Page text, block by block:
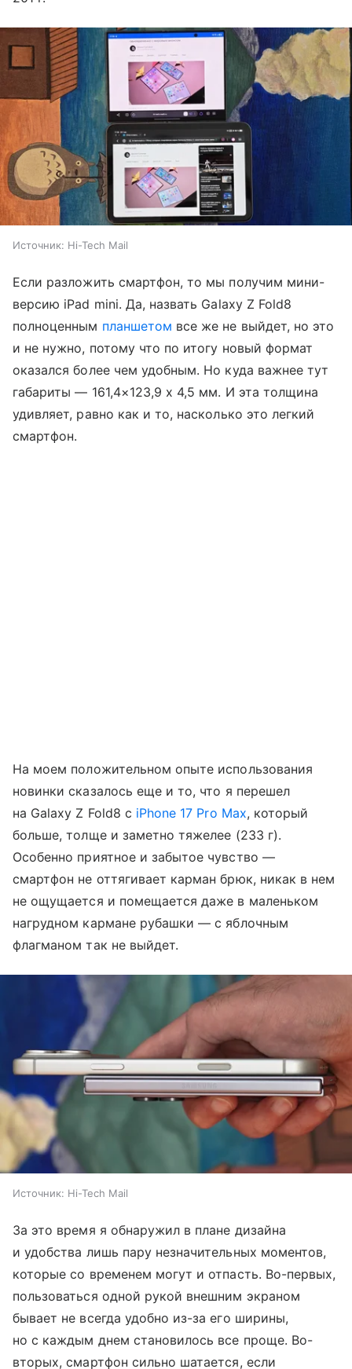
Источник: Hi-Tech Mail
Если разложить смартфон, то мы получим мини-
версию iPad mini. Да, назвать Galaxy Z Fold8
полноценным планшетом все же не выйдет, но это
и не нужно, потому что по итогу новый формат
оказался более чем удобным. Но куда важнее тут
габариты — 161,4×123,9 x 4,5 мм. И эта толщина
удивляет, равно как и то, насколько это легкий
смартфон.
На моем положительном опыте использования
новинки сказалось еще и то, что я перешел
на Galaxy Z Fold8 с iPhone 17 Pro Max, который
больше, толще и заметно тяжелее (233 г).
Особенно приятное и забытое чувство —
смартфон не оттягивает карман брюк, никак в нем
не ощущается и помещается даже в маленьком
нагрудном кармане рубашки — с яблочным
флагманом так не выйдет.
Источник: Hi-Tech Mail
За это время я обнаружил в плане дизайна
и удобства лишь пару незначительных моментов,
которые со временем могут и отпасть. Во-первых,
пользоваться одной рукой внешним экраном
бывает не всегда удобно из-за его ширины,
но с каждым днем становилось все проще. Во-
вторых, смартфон сильно шатается, если